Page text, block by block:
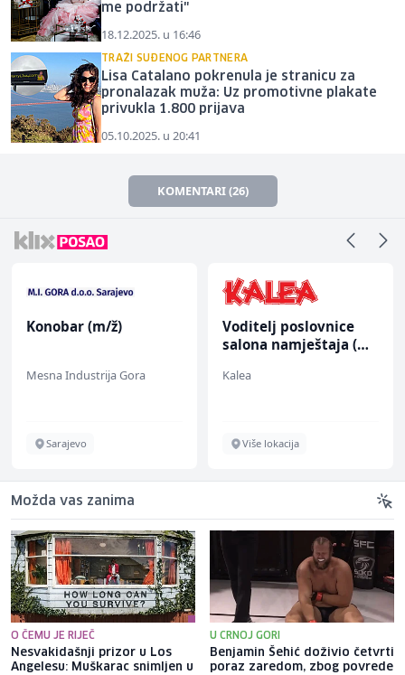
me podržati"
18.12.2025. u 16:46
TRAŽI SUĐENOG PARTNERA
Lisa Catalano pokrenula je stranicu za
pronalazak muža: Uz promotivne plakate
privukla 1.800 prijava
05.10.2025. u 20:41
KOMENTARI (26)
Konobar (m/ž)
Mesna Industrija Gora
Sarajevo
Voditelj poslovnice
salona namještaja (m/
Kalea
Više lokacija
Možda vas zanima
O ČEMU JE RIJEČ
Nesvakidašnji prizor u Los
Angelesu: Muškarac snimljen u
U CRNOJ GORI
Benjamin Šehić doživio četvrti
poraz zaredom, zbog povrede